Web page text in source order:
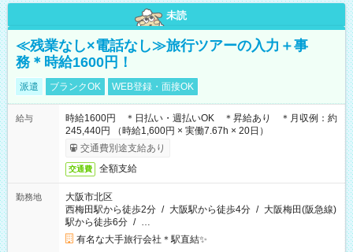
未読
≪残業なし×電話なし≫旅行ツアーの入力＋事
務＊時給1600円！
派遣 ブランクOK WEB登録・面接OK
給与
時給1600円 ＊日払い・週払いOK ＊昇給あり ＊月収例：約
245,440円 （時給1,600円 × 実働7.67h × 20日）
交通費別途支給あり
交通費 全額支給
勤務地
大阪市北区
西梅田駅から徒歩2分 / 大阪駅から徒歩4分 / 大阪梅田(阪急線)
駅から徒歩6分 / …
有名な大手旅行会社＊駅直結✨